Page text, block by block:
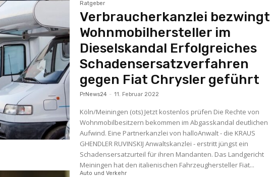
Ratgeber
Verbraucherkanzlei bezwingt
Wohnmobilhersteller im
Dieselskandal Erfolgreiches
Schadensersatzverfahren
gegen Fiat Chrysler geführt
PrNews24 - 11. Februar 2022
Köln/Meiningen (ots) Jetzt kostenlos prüfen Die Rechte von
Wohnmobilbesitzern bekommen im Abgasskandal deutlichen
Aufwind. Eine Partnerkanzlei von halloAnwalt - die KRAUS
GHENDLER RUVINSKIJ Anwaltskanzlei - erstritt jüngst ein
Schadensersatzurteil für ihren Mandanten. Das Landgericht
Meiningen hat den italienischen Fahrzeughersteller Fiat...
Auto und Verkehr